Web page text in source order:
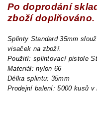
Po doprodání
zboží doplňováno.
Splinty Standard 35mm
visaček na zboží.
Použití: splintovací pistole
Materiál: nylon 66
Délka splintu: 35mm
Prodejní balení: 5000 kusů v